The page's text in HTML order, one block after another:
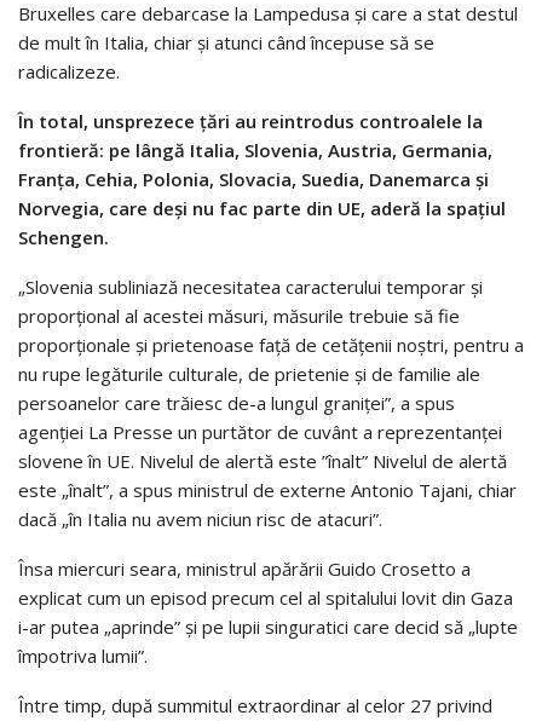
Bruxelles care debarcase la Lampedusa și care a stat destul
de mult în Italia, chiar și atunci când începuse să se
radicalizeze.
În total, unsprezece țări au reintrodus controalele la
frontieră: pe lângă Italia, Slovenia, Austria, Germania,
Franța, Cehia, Polonia, Slovacia, Suedia, Danemarca și
Norvegia, care deși nu fac parte din UE, aderă la spațiul
Schengen.
„Slovenia subliniază necesitatea caracterului temporar și
proporțional al acestei măsuri, măsurile trebuie să fie
proporționale și prietenoase față de cetățenii noștri, pentru a
nu rupe legăturile culturale, de prietenie și de familie ale
persoanelor care trăiesc de-a lungul graniței”, a spus
agenției La Presse un purtător de cuvânt a reprezentanței
slovene în UE. Nivelul de alertă este ”înalt” Nivelul de alertă
este „înalt”, a spus ministrul de externe Antonio Tajani, chiar
dacă „în Italia nu avem niciun risc de atacuri”.
Însa miercuri seara, ministrul apărării Guido Crosetto a
explicat cum un episod precum cel al spitalului lovit din Gaza
i-ar putea „aprinde” și pe lupii singuratici care decid să „lupte
împotriva lumii”.
Între timp, după summitul extraordinar al celor 27 privind